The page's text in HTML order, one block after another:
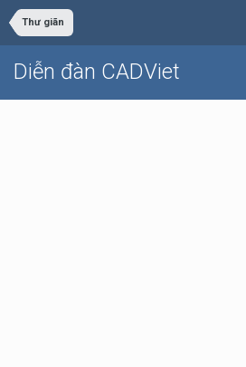
Thư giãn
Diễn đàn CADViet